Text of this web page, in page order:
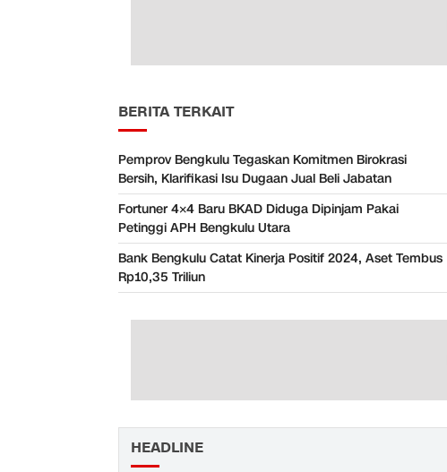
BERITA TERKAIT
Pemprov Bengkulu Tegaskan Komitmen Birokrasi
Bersih, Klarifikasi Isu Dugaan Jual Beli Jabatan
Fortuner 4×4 Baru BKAD Diduga Dipinjam Pakai
Petinggi APH Bengkulu Utara
Bank Bengkulu Catat Kinerja Positif 2024, Aset Tembus
Rp10,35 Triliun
HEADLINE